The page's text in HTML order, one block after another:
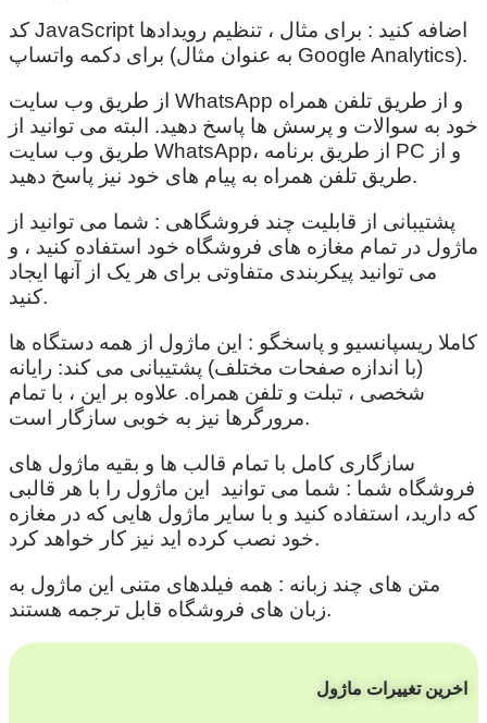
کد JavaScript اضافه کنید : برای مثال ، تنظیم رویدادها
برای دکمه واتساپ (به عنوان مثال Google Analytics).
از طریق وب سایت WhatsApp و از طریق تلفن همراه
خود به سوالات و پرسش ها پاسخ دهید. البته می توانید از
طریق وب سایت WhatsApp، از طریق برنامه PC و از
طریق تلفن همراه به پیام های خود نیز پاسخ دهید.
پشتیبانی از قابلیت چند فروشگاهی : شما می توانید از
ماژول در تمام مغازه های فروشگاه خود استفاده کنید ، و
می توانید پیکربندی متفاوتی برای هر یک از آنها ایجاد
کنید.
کاملا ریسپانسیو و پاسخگو : این ماژول از همه دستگاه ها
(با اندازه صفحات مختلف) پشتیبانی می کند: رایانه
شخصی ، تبلت و تلفن همراه. علاوه بر این ، با تمام
مرورگرها نیز به خوبی سازگار است.
سازگاری کامل با تمام قالب ها و بقیه ماژول های
فروشگاه شما : شما می توانید این ماژول را با هر قالبی
که دارید، استفاده کنید و با سایر ماژول هایی که در مغازه
خود نصب کرده اید نیز کار خواهد کرد.
متن های چند زبانه : همه فیلدهای متنی این ماژول به
زبان های فروشگاه قابل ترجمه هستند.
اخرین تغییرات ماژول